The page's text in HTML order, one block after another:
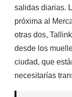
salidas diarias.
próxima al
otras dos,
desde los
ciudad, que
necesitarías